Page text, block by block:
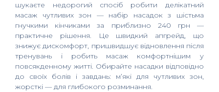
шукаєте недорогий спосіб робити делікатний
масаж чутливих зон — набір насадок з шістьма
гнучкими кінчиками за приблизно 240 грн —
практичне рішення. Це швидкий апгрейд, що
знижує дискомфорт, пришвидшує відновлення після
тренувань і робить масаж комфортнішим у
повсякденному житті. Обирайте насадки відповідно
до своїх болів і завдань: м’які для чутливих зон,
жорсткі — для глибокого розминання.